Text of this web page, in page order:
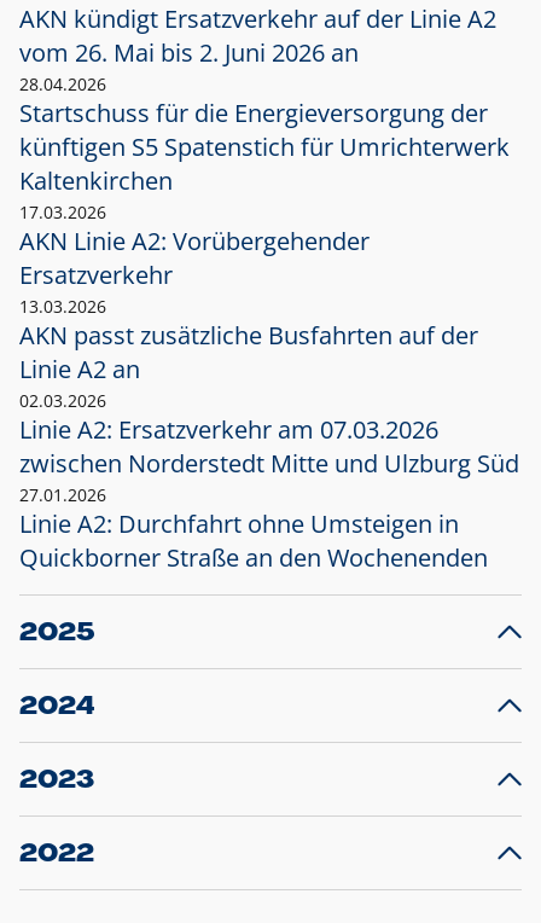
AKN kündigt Ersatzverkehr auf der Linie A2
vom 26. Mai bis 2. Juni 2026 an
28.04.2026
Startschuss für die Energieversorgung der
künftigen S5 Spatenstich für Umrichterwerk
Kaltenkirchen
17.03.2026
AKN Linie A2: Vorübergehender
Ersatzverkehr
13.03.2026
AKN passt zusätzliche Busfahrten auf der
Linie A2 an
02.03.2026
Linie A2: Ersatzverkehr am 07.03.2026
zwischen Norderstedt Mitte und Ulzburg Süd
27.01.2026
Linie A2: Durchfahrt ohne Umsteigen in
Quickborner Straße an den Wochenenden
2025
23.12.2025
Projekt S5: Start der Bauarbeiten am
2024
10.12.2024
Großprojekt S5: Sperrung der Bahnstraße in
2023
20.12.2023
Schleswig-Holstein verlängert den
2022
22.12.2022